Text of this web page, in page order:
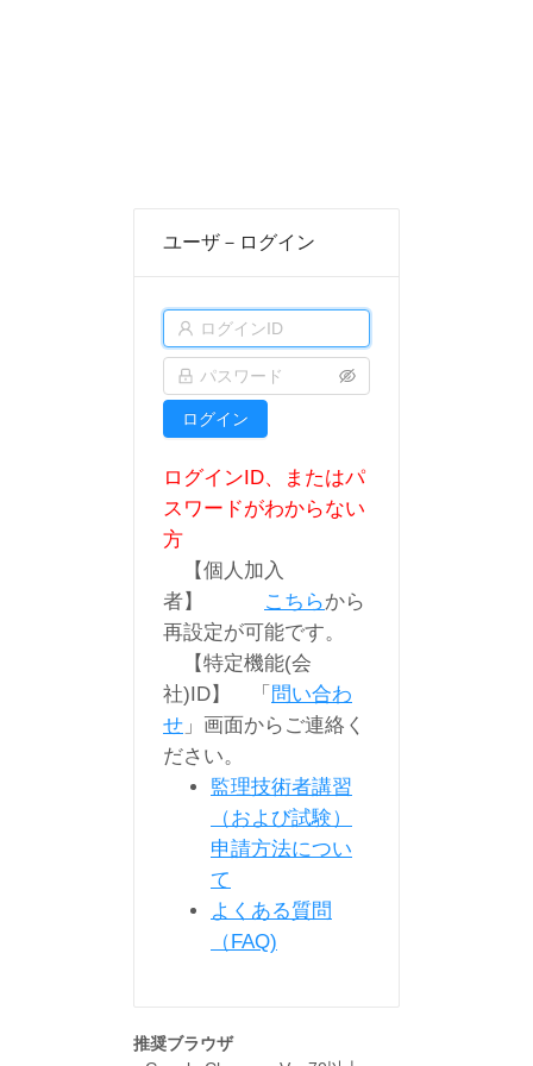
ユーザ－ログイン
ログイン
ログインID、またはパ
スワードがわからない
方
【個人加入
者】
こちらから
再設定が可能です。
【特定機能(会
社)ID】 「 問い合わ
せ 」画面からご連絡く
ださい。
監理技術者講習
（および試験）
申請方法につい
て
よくある質問
（FAQ)
推奨ブラウザ